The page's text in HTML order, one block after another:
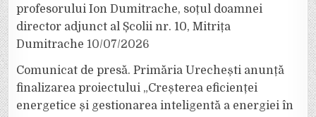
profesorului Ion Dumitrache, soțul doamnei
director adjunct al Școlii nr. 10, Mitrița
Dumitrache 10/07/2026
Comunicat de presă. Primăria Urechești anunță
finalizarea proiectului „Creșterea eficienței
energetice și gestionarea inteligentă a energiei în